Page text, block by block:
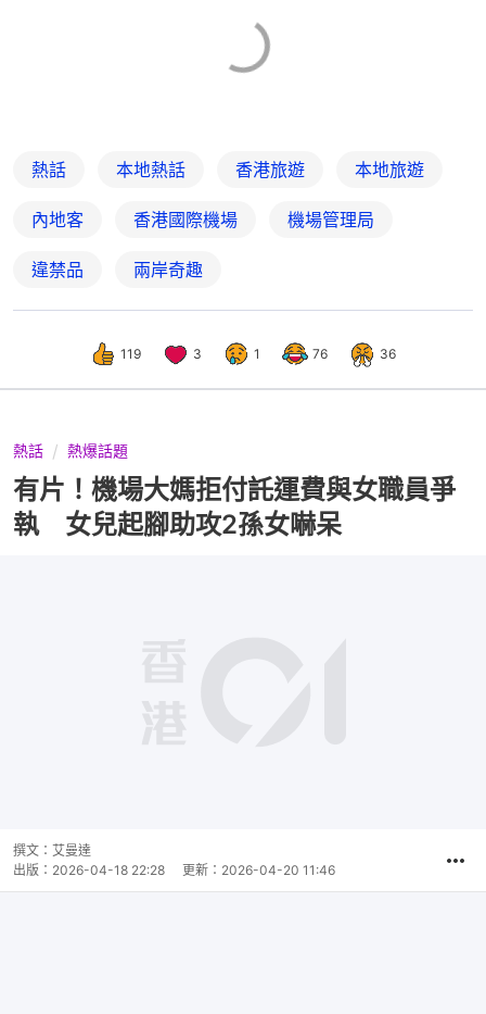
熱話 本地熱話 香港旅遊 本地旅遊
內地客 香港國際機場 機場管理局
違禁品 兩岸奇趣
119 3 1 76 36
熱話 熱爆話題
有片！機場大媽拒付託運費與女職員爭
執 女兒起腳助攻2孫女嚇呆
撰文： 艾曼達
出版： 2026-04-18 22:28 更新： 2026-04-20 11:46